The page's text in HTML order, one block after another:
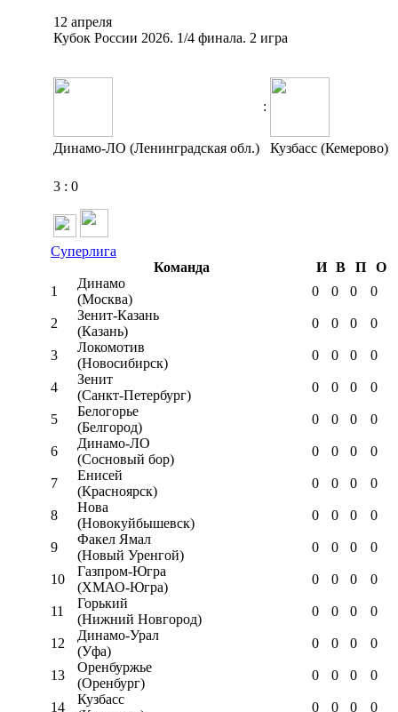
12 апреля
Кубок России 2026. 1/4 финала. 2 игра
:
Динамо-ЛО (Ленинградская обл.) Кузбасс (Кемерово)
3 : 0
Суперлига
Команда
И В П
О
1
Динамо
(Москва)
0 0 0 0
2
Зенит-Казань
(Казань)
0 0 0 0
3
Локомотив
(Новосибирск)
0 0 0 0
4
Зенит
(Санкт-Петербург)
0 0 0 0
5
Белогорье
(Белгород)
0 0 0 0
6
Динамо-ЛО
(Сосновый бор)
0 0 0 0
7
Енисей
(Красноярск)
0 0 0 0
8
Нова
(Новокуйбышевск)
0 0 0 0
9
Факел Ямал
(Новый Уренгой)
0 0 0 0
10
Газпром-Югра
(ХМАО-Югра)
0 0 0 0
11
Горький
(Нижний Новгород)
0 0 0 0
12
Динамо-Урал
(Уфа)
0 0 0 0
13
Оренбуржье
(Оренбург)
0 0 0 0
14
Кузбасс
0 0 0 0